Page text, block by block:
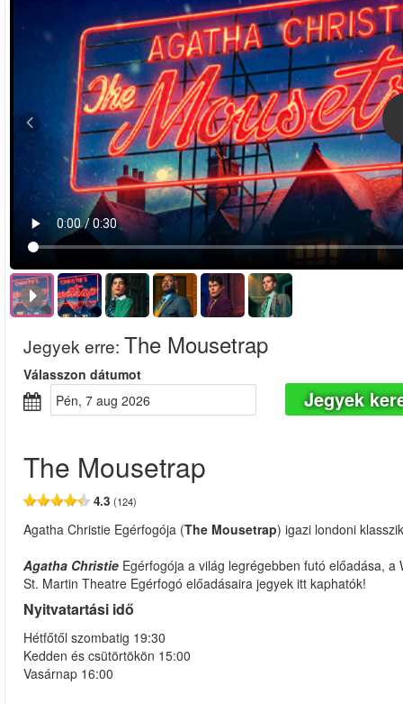
Jegyek erre: The Mousetrap
Válasszon dátumot
pén, 7 aug 2026
Jegyek
The Mousetrap
4.3 (124)
Agatha Christie Egérfogója (The Mousetrap) igazi londoni
Agatha Christie Egérfogója a világ legrégebben futó előadása,
St. Martin Theatre Egérfogó előadásaira jegyek itt kaphatók!
Nyitvatartási idő
Hétfőtől szombatig 19:30
Kedden és csütörtökön 15:00
Vasárnap 16:00